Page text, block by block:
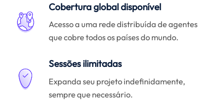
Cobertura global disponível
Acesso a uma rede distribuída de agentes
que cobre todos os países do mundo.
Sessões ilimitadas
Expanda seu projeto indefinidamente,
sempre que necessário.